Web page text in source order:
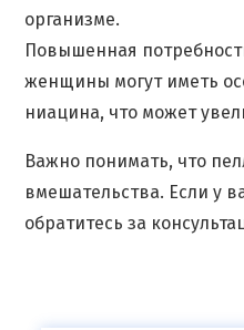
организме.
Повышенная
женщины могут иметь
ниацина, что может
Важно понимать, что
вмешательства. Если у
обратитесь за